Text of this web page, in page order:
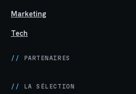
Marketing
Tech
// PARTENAIRES
// LA SÉLECTION